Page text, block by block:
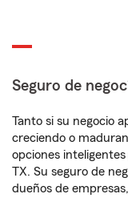
Seguro de
Tanto si su negocio
creciendo o
opciones
TX. Su seguro de
dueños de